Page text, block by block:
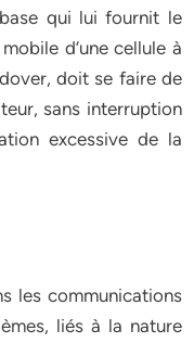
qui lui fournit le
d’une cellule à
doit se faire de
sans interruption
excessive de la
les communications
liés à la nature